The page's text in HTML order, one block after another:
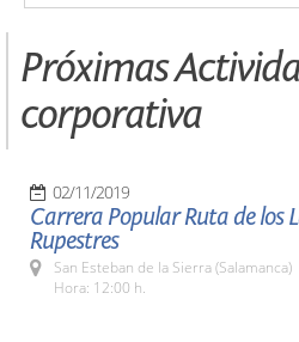
Próximas
corporativa
02/11/2019
Carrera Popular Ruta de los
Rupestres
San Esteban de la Sierra (Salamanca)
Hora: 12:00 h.